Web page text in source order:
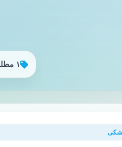
۱ مطلب